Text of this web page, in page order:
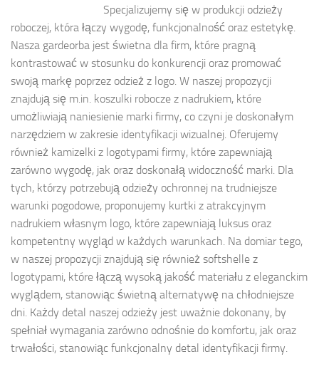
Specjalizujemy się w produkcji odzieży
roboczej, która łączy wygodę, funkcjonalność oraz estetykę.
Nasza gardeorba jest świetna dla firm, które pragną
kontrastować w stosunku do konkurencji oraz promować
swoją markę poprzez odzież z logo. W naszej propozycji
znajdują się m.in. koszulki robocze z nadrukiem, które
umożliwiają naniesienie marki firmy, co czyni je doskonałym
narzędziem w zakresie identyfikacji wizualnej. Oferujemy
również kamizelki z logotypami firmy, które zapewniają
zarówno wygodę, jak oraz doskonałą widoczność marki. Dla
tych, którzy potrzebują odzieży ochronnej na trudniejsze
warunki pogodowe, proponujemy kurtki z atrakcyjnym
nadrukiem własnym logo, które zapewniają luksus oraz
kompetentny wygląd w każdych warunkach. Na domiar tego,
w naszej propozycji znajdują się również softshelle z
logotypami, które łączą wysoką jakość materiału z eleganckim
wyglądem, stanowiąc świetną alternatywę na chłodniejsze
dni. Każdy detal naszej odzieży jest uważnie dokonany, by
spełniał wymagania zarówno odnośnie do komfortu, jak oraz
trwałości, stanowiąc funkcjonalny detal identyfikacji firmy.